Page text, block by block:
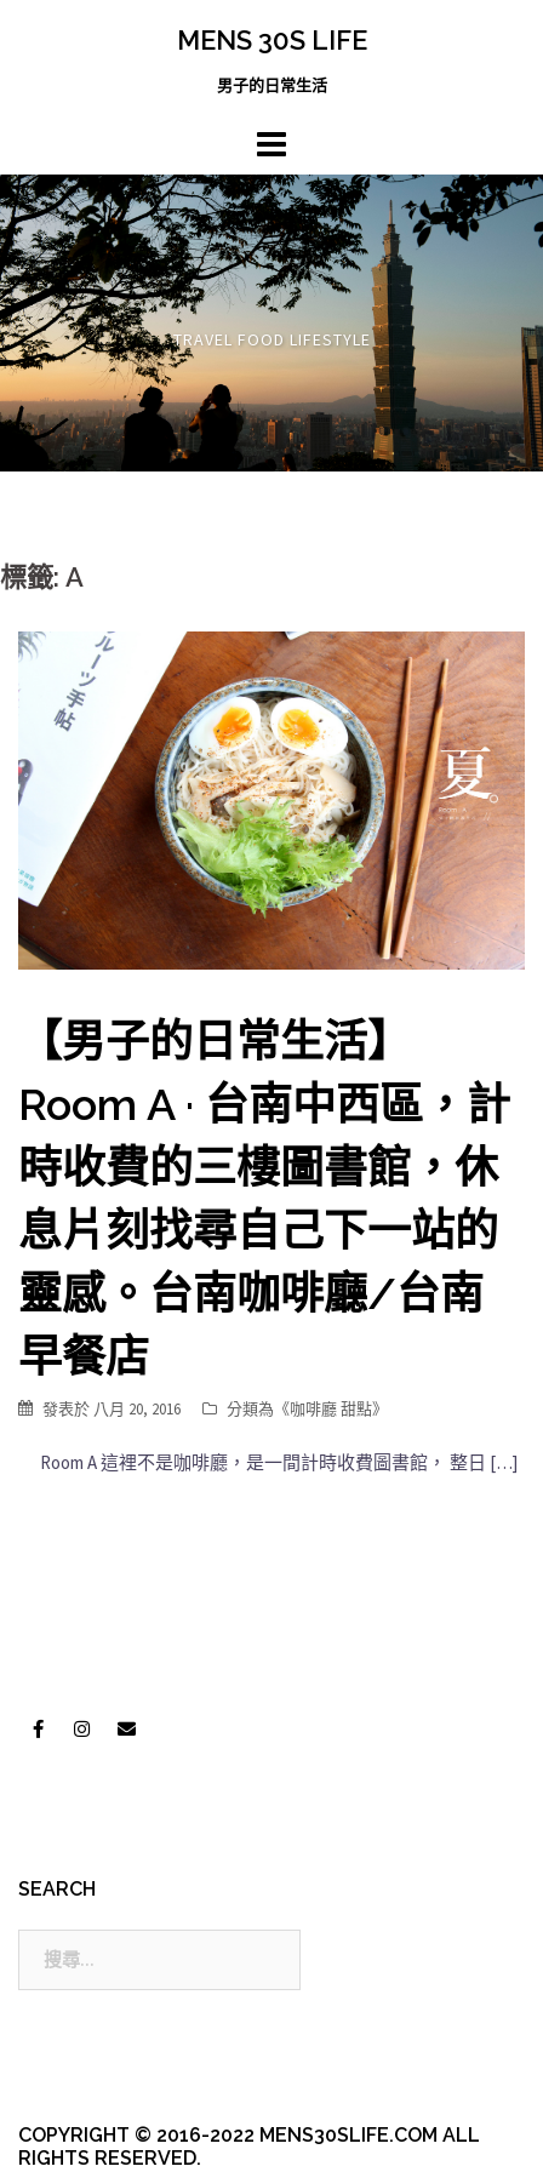
MENS 30S LIFE
男子的日常生活
TRAVEL FOOD LIFESTYLE
標籤: A
【男子的日常生活】
Room A · 台南中西區，計
時收費的三樓圖書館，休
息片刻找尋自己下一站的
靈感。台南咖啡廳/台南
早餐店
發表於 八月 20, 2016 分類為《咖啡廳 甜點》
Room A 這裡不是咖啡廳，是一間計時收費圖書館， 整日 […]
SEARCH
COPYRIGHT © 2016-2022 MENS30SLIFE.COM ALL
RIGHTS RESERVED.